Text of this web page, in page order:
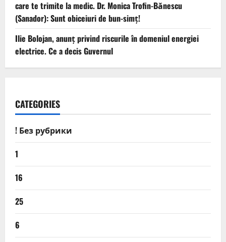
care te trimite la medic. Dr. Monica Trofin-Bănescu
(Sanador): Sunt obiceiuri de bun-simț!
Ilie Bolojan, anunț privind riscurile în domeniul energiei
electrice. Ce a decis Guvernul
CATEGORIES
! Без рубрики
1
16
25
6